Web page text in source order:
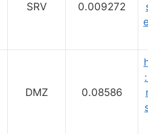
SRV 0.009272
DMZ 0.08586